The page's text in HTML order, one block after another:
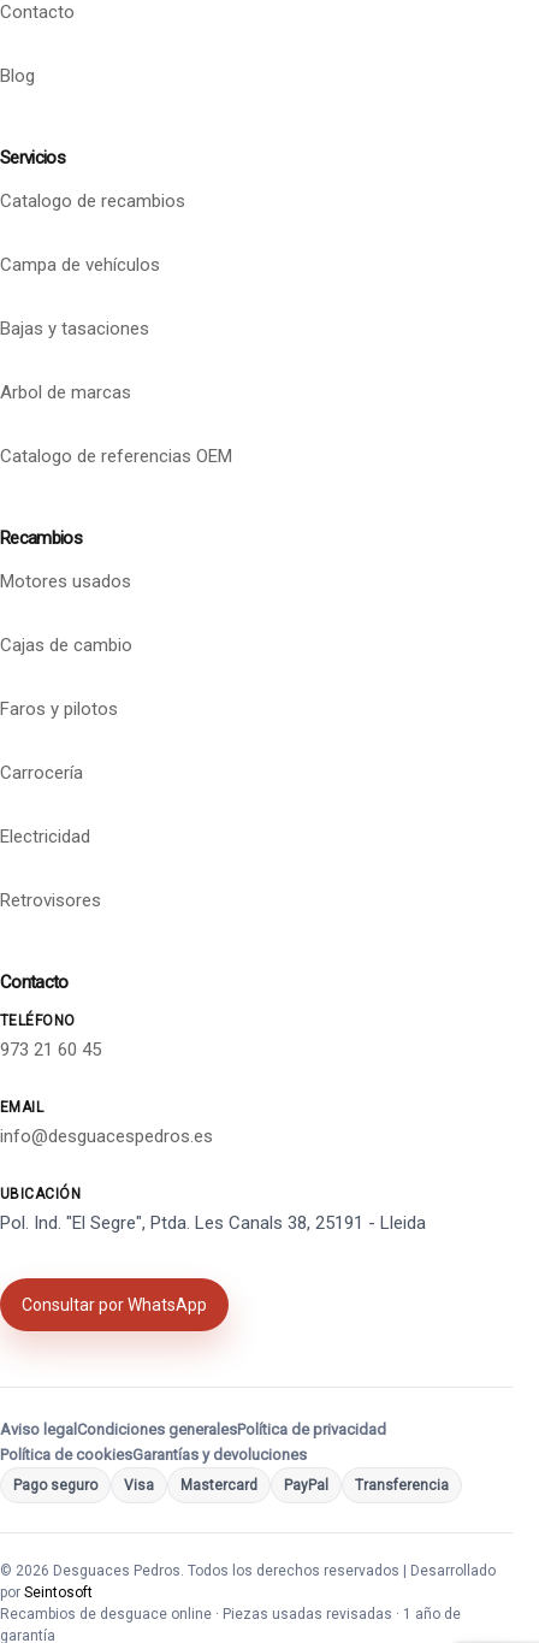
Contacto
Blog
Servicios
Catalogo de recambios
Campa de vehículos
Bajas y tasaciones
Arbol de marcas
Catalogo de referencias OEM
Recambios
Motores usados
Cajas de cambio
Faros y pilotos
Carrocería
Electricidad
Retrovisores
Contacto
TELÉFONO
973 21 60 45
EMAIL
info@desguacespedros.es
UBICACIÓN
Pol. Ind. "El Segre", Ptda. Les Canals 38, 25191 - Lleida
Consultar por WhatsApp
Aviso legal Condiciones generalesPolítica de privacidad
Política de cookiesGarantías y devoluciones
Pago seguro Visa Mastercard PayPal Transferencia
© 2026 Desguaces Pedros. Todos los derechos reservados | Desarrollado
por Seintosoft
Recambios de desguace online · Piezas usadas revisadas · 1 año de
garantía